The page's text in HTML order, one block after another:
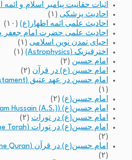
اثبات حقانیت پیامبر اسلام و ائمه
احادیث پزشکی (۱)
احادیث علمی ائمه اطهار(ع) (۱۰)
احادیث علمی حضرت امام جعفر
احیای تمدن نوین اسلامی (۱)
اخترفیزیک (Astrophysics)
(۱)
امام حسین (۲)
امام حسین (ع) در قرآن (۲)
امام حسین در عهد عتیق (Imam Hossein in Old Testament)
(۱)
امام حسین(ع) (۲)
امام حسین(ع) (Imam Hussain (A.S.))
امام حسین(ع) در تورات (۲)
امام حسین(ع) در تورات (Imam Hussain (A.S.) in the Torah)
(۲)
امام حسین(ع) در قرآن (Imam Hussain (A.S.) in the Quran)
(۲)